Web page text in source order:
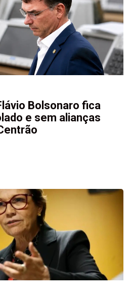
Bolsonaro fica
e sem alianças